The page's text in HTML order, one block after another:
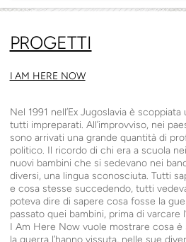
PROGETTI
I AM HERE NOW
Nel 1991 nell’Ex Jugoslavia è
tutti impreparati. All’improvviso, nei
sono arrivati una grande quantità di
politico. Il ricordo di chi era a scuola
nuovi bambini che si sedevano nei
diversi, una lingua sconosciuta. Tutti
e cosa stesse succedendo, tutti
poteva dire di sapere cosa fosse la
passato quei bambini, prima di varcare
I Am Here Now vuole mostrare cosa